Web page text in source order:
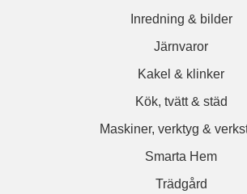
Inredning & bilder
Järnvaror
Kakel & klinker
Kök, tvätt & städ
Maskiner, verktyg &
Smarta Hem
Trädgård